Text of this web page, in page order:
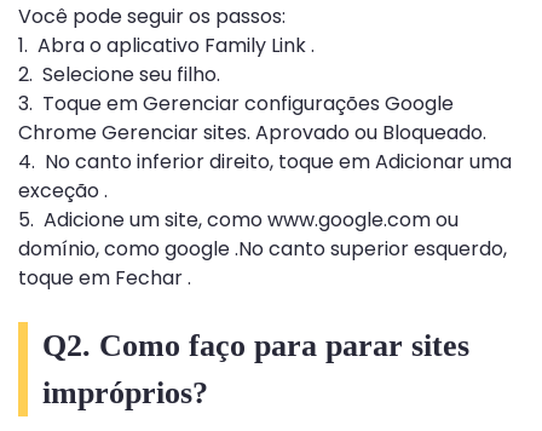
Você pode seguir os passos:
1. Abra o aplicativo Family Link .
2. Selecione seu filho.
3. Toque em Gerenciar configurações Google
Chrome Gerenciar sites. Aprovado ou Bloqueado.
4. No canto inferior direito, toque em Adicionar uma
exceção .
5. Adicione um site, como www.google.com ou
domínio, como google .No canto superior esquerdo,
toque em Fechar .
Q2. Como faço para parar sites
impróprios?